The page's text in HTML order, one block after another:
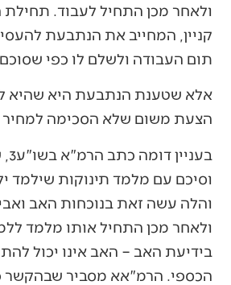
ולאחר מכן התחיל לעבוד. תחילת
קניין, המחייב את הנתבעת
תום העבודה ולשלם לו כפי
אלא שטענת הנתבעת היא שהיא
הצעת משום שלא הסכימה
וסיכם עם מלמד תינוקות שילמד
והלה עשה זאת בנוכחות האב
ולאחר מכן התחיל אותו מלמד
בידיעת האב – האב אינו יכול
הכספי. הרמ"אא מסביר שבהקשר